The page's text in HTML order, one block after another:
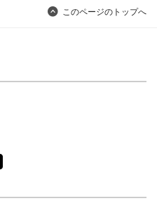
このページのトップへ